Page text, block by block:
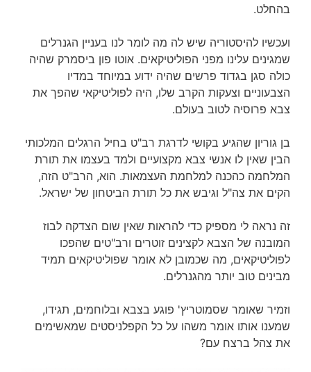
בהחלט.
ועכשיו להיסטוריה שיש לה מה לומר לנו בעניין הגנרלים
שמגינים עלינו מפני הפוליטיקאים. אוטו פון ביסמרק שהיה
כולה סגן בגדוד פרשים שהיה ידוע במיוחד במדיו
הצבעוניים וצעקות הקרב שלו, היה לפוליטיקאי שהפך את
צבא פרוסיה לטוב בעולם.
בן גוריון שהגיע בקושי לדרגת רב"ט בחיל הרגלים המלכותי
הבין שאין לו אנשי צבא מקצועיים ולמד בעצמו את תורת
המלחמה כהכנה למלחמת העצמאות. הוא, הרב"ט הזה,
הקים את צה"ל וגיבש את כל תורת הביטחון של ישראל.
זה נראה לי מספיק כדי להראות שאין שום הצדקה לבוז
המובנה של הצבא לקצינים זוטרים ורב"טים שהפכו
לפוליטיקאים, מה שכמובן לא אומר שפוליטיקאים תמיד
מבינים טוב יותר מהגנרלים.
וזמיר שאומר שסמוטריץ' פוגע בצבא ובלוחמים, תגידו,
שמענו אותו אומר משהו על כל הקפלניסטים שמאשימים
את צהל ברצח עם?